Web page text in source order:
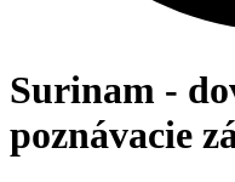
Surinam -
poznávacie